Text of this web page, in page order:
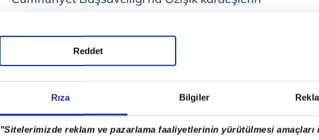
Rıza Bilgiler
"Sitelerimizde reklam ve pazarlama faaliyetlerinin yürütülmesi amaçları
Reddet